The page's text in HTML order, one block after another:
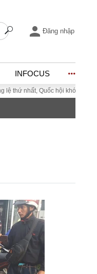
Đăng nhập
INFOCUS
Quốc hội khóa XVI